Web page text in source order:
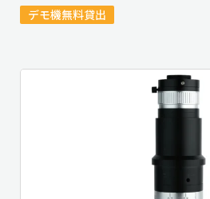
デモ機無料貸出